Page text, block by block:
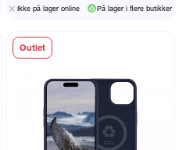
Ikke på lager online På lager i flere butikker
Outlet